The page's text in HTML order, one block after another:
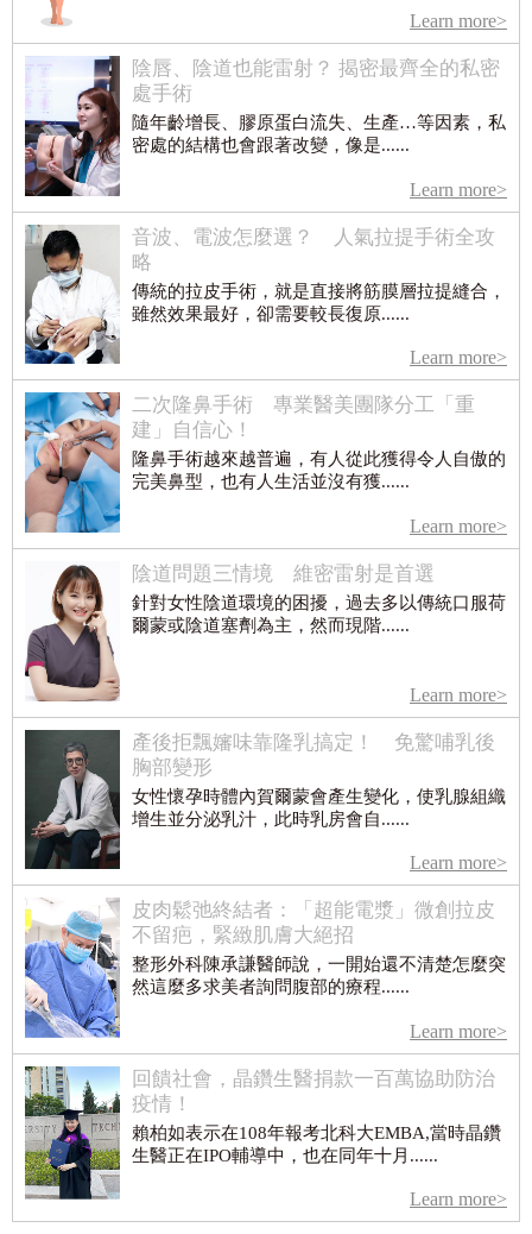
Learn more>
陰唇、陰道也能雷射？ 揭密最齊全的私密
處手術
隨年齡增長、膠原蛋白流失、生產…等因素，私
密處的結構也會跟著改變，像是......
Learn more>
音波、電波怎麼選？ 人氣拉提手術全攻
略
傳統的拉皮手術，就是直接將筋膜層拉提縫合，
雖然效果最好，卻需要較長復原......
Learn more>
二次隆鼻手術 專業醫美團隊分工「重
建」自信心！
隆鼻手術越來越普遍，有人從此獲得令人自傲的
完美鼻型，也有人生活並沒有獲......
Learn more>
陰道問題三情境 維密雷射是首選
針對女性陰道環境的困擾，過去多以傳統口服荷
爾蒙或陰道塞劑為主，然而現階......
Learn more>
產後拒飄嬸味靠隆乳搞定！ 免驚哺乳後
胸部變形
女性懷孕時體內賀爾蒙會產生變化，使乳腺組織
增生並分泌乳汁，此時乳房會自......
Learn more>
皮肉鬆弛終結者：「超能電漿」微創拉皮
不留疤，緊緻肌膚大絕招
整形外科陳承謙醫師說，一開始還不清楚怎麼突
然這麼多求美者詢問腹部的療程......
Learn more>
回饋社會，晶鑽生醫捐款一百萬協助防治
疫情！
賴柏如表示在108年報考北科大EMBA,當時晶鑽
生醫正在IPO輔導中，也在同年十月......
Learn more>